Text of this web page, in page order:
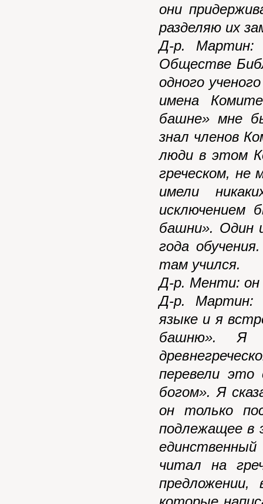
они
разделяю их
Д-р. Мартин:
Обществе
одного
имена
башне» мне
знал членов
люди в этом
греческом, не
имели
исключением
башни». Один
года
там учился.
Д-р. Менти: он
Д-р. Мартин:
языке и я
башню». Я
перевели
богом». Я
он только
подлежащее в
читал на